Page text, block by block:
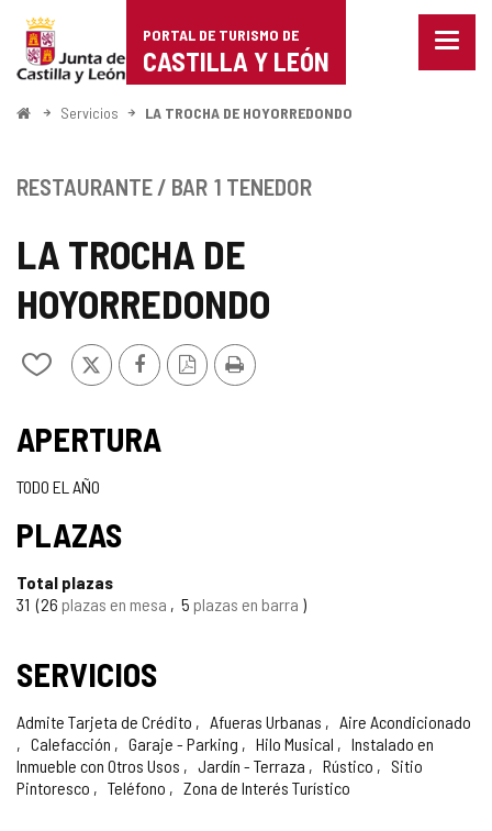
Portal
de
Turismo
Castilla
León
PORTAL DE TURISMO DE
CASTILLA Y LEÓN
Menu
InicioServicios LA TROCHA DE HOYORREDONDO
LA TROCHA DE
HOYORREDONDO
Añadir/quitar
cuadernos
X FacebookVersión
PDF
Imprimir
RESTAURANTE / BAR 1 TENEDOR
APERTURA
TODO EL AÑO
PLAZAS
Total plazas
31 26 plazas en mesa 5 plazas en barra
SERVICIOS
Admite Tarjeta de Crédito Afueras Urbanas
Aire Acondicionado
Calefacción
Garaje - Parking Hilo Musical
Instalado en
Inmueble con Otros Usos
Jardín - Terraza Rústico
Sitio
Pintoresco
Teléfono Zona de Interés Turístico